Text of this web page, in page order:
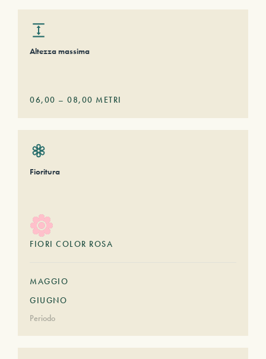
Altezza massima
06,00 – 08,00 METRI
Fioritura
FIORI COLOR ROSA
MAGGIO
GIUGNO
Periodo